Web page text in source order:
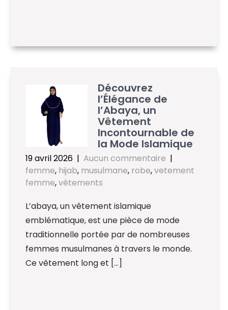
Découvrez
l’Élégance de
l’Abaya, un
Vêtement
Incontournable de
la Mode Islamique
19 avril 2026 | Aucun commentaire |
femme, hijab, musulmane, robe,vetement
femme,vêtements
L’abaya, un vêtement islamique
emblématique, est une pièce de mode
traditionnelle portée par de nombreuses
femmes musulmanes à travers le monde.
Ce vêtement long et […]